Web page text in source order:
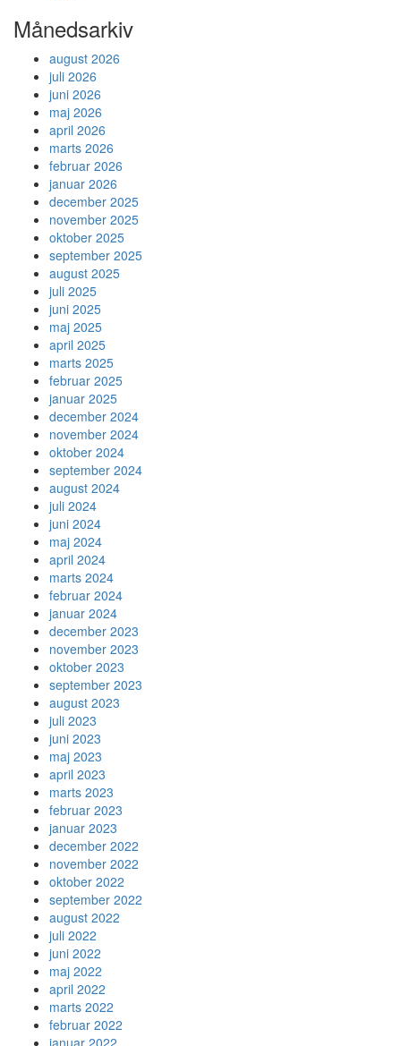
Månedsarkiv
august 2026
juli 2026
juni 2026
maj 2026
april 2026
marts 2026
februar 2026
januar 2026
december 2025
november 2025
oktober 2025
september 2025
august 2025
juli 2025
juni 2025
maj 2025
april 2025
marts 2025
februar 2025
januar 2025
december 2024
november 2024
oktober 2024
september 2024
august 2024
juli 2024
juni 2024
maj 2024
april 2024
marts 2024
februar 2024
januar 2024
december 2023
november 2023
oktober 2023
september 2023
august 2023
juli 2023
juni 2023
maj 2023
april 2023
marts 2023
februar 2023
januar 2023
december 2022
november 2022
oktober 2022
september 2022
august 2022
juli 2022
juni 2022
maj 2022
april 2022
marts 2022
februar 2022
januar 2022